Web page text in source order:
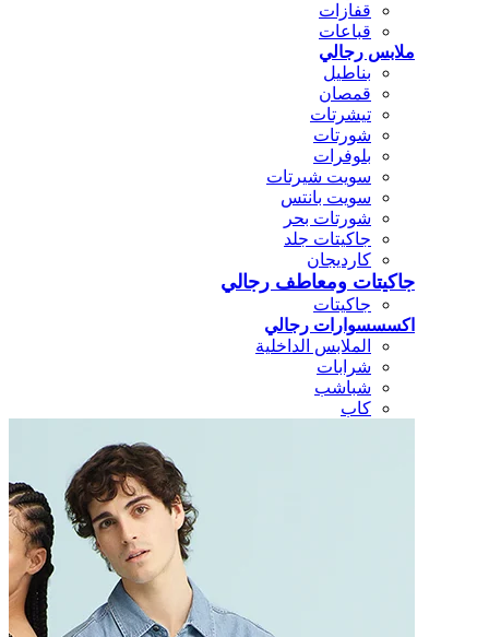
قفازات
قباعات
ملابس رجالي
بناطيل
قمصان
تيشرتات
شورتات
بلوفرات
سويت شيرتات
سويت بانتس
شورتات بحر
جاكيتات جلد
كارديجان
جاكيتات ومعاطف رجالي
جاكيتات
اكسسسوارات رجالي
الملابس الداخلية
شرابات
شباشب
كاب